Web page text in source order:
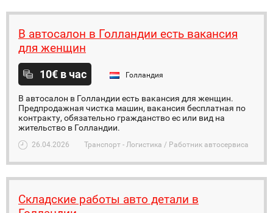
В автосалон в Голландии есть вакансия
для женщин
10€ в час Голландия
В автосалон в Голландии есть вакансия для женщин.
Предпродажная чистка машин, вакансия бесплатная по
контракту, обязательно гражданство ес или вид на
жительство в Голландии.
26.04.2026 Транспорт - Логистика / Работник автосервиса
Складские работы авто детали в